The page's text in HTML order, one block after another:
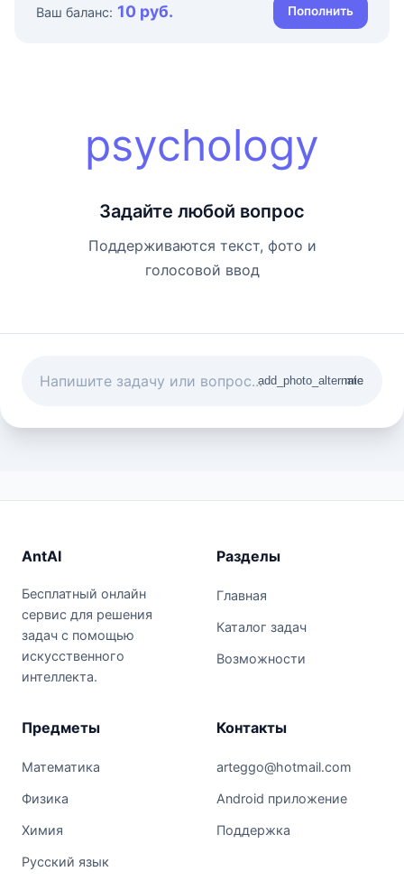
Ваш баланс: 10 руб. Пополнить
psychology
Задайте любой вопрос
Поддерживаются текст, фото и
голосовой ввод
add_photo_alternate
mic
AntAI
Бесплатный онлайн
сервис для решения
задач с помощью
искусственного
интеллекта.
Разделы
Главная
Каталог задач
Возможности
Предметы
Математика
Физика
Химия
Русский язык
Контакты
arteggo@hotmail.com
Android приложение
Поддержка